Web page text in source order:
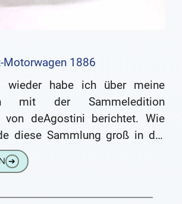
Motorwagen 1886
wieder habe ich über meine
mit der Sammeledition
von deAgostini berichtet. Wie
diese Sammlung groß in der
angekündigt, das erste
➔